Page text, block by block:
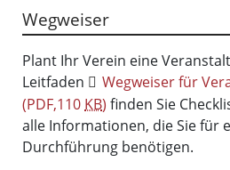
Wegweiser
Plant Ihr Verein eine
Leitfaden
Wegweiser für
(PDF,110 KB) finden Sie
alle Informationen, die Sie für
Durchführung benötigen.